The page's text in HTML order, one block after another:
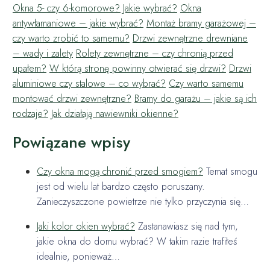
Okna 5- czy 6-komorowe? Jakie wybrać? Okna
antywłamaniowe – jakie wybrać? Montaż bramy garażowej –
czy warto zrobić to samemu? Drzwi zewnętrzne drewniane
– wady i zalety Rolety zewnętrzne – czy chronią przed
upałem? W którą stronę powinny otwierać się drzwi? Drzwi
aluminiowe czy stalowe – co wybrać? Czy warto samemu
montować drzwi zewnętrzne? Bramy do garażu – jakie są ich
rodzaje? Jak działają nawiewniki okienne?
Powiązane wpisy
Czy okna mogą chronić przed smogiem? Temat smogu
jest od wielu lat bardzo często poruszany.
Zanieczyszczone powietrze nie tylko przyczynia się…
Jaki kolor okien wybrać? Zastanawiasz się nad tym,
jakie okna do domu wybrać? W takim razie trafiłeś
idealnie, ponieważ…